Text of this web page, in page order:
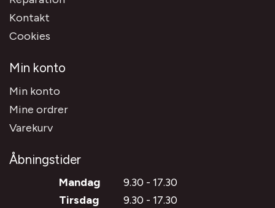
Kontakt
Cookies
Min konto
Min konto
Mine ordrer
Varekurv
Åbningstider
Mandag
9.30 - 17.30
Tirsdag
9.30 - 17.30